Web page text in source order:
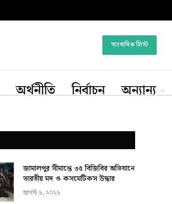
সাংবাদিক লিস্ট
অর্থনীতি নির্বাচন অন্যান্য
জামালপুর সীমান্তে ৩৫ বিজিবির অভিযানে
ভারতীয় মদ ও কসমেটিকস উদ্ধার
আগস্ট ৬, ২০২৬